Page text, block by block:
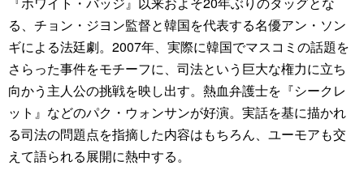
る、チョン・ジヨン監督と韓国を代表する名優アン・ソン
ギによる法廷劇。2007年、実際に韓国でマスコミの話題を
さらった事件をモチーフに、司法という巨大な権力に立ち
向かう主人公の挑戦を映し出す。熱血弁護士を『シークレ
ット』などのパク・ウォンサンが好演。実話を基に描かれ
る司法の問題点を指摘した内容はもちろん、ユーモアも交
えて語られる展開に熱中する。